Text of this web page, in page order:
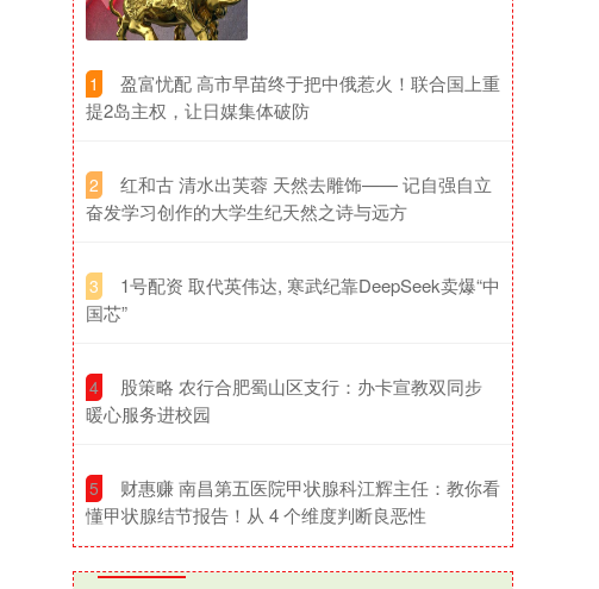
1
​盈富忧配 高市早苗终于把中俄惹火！联合国上重
提2岛主权，让日媒集体破防
2
​红和古 清水出芙蓉 天然去雕饰—— 记自强自立
奋发学习创作的大学生纪天然之诗与远方
3
​1号配资 取代英伟达, 寒武纪靠DeepSeek卖爆“中
国芯”
4
​股策略 农行合肥蜀山区支行：办卡宣教双同步
暖心服务进校园
5
​财惠赚 南昌第五医院甲状腺科江辉主任：教你看
懂甲状腺结节报告！从 4 个维度判断良恶性